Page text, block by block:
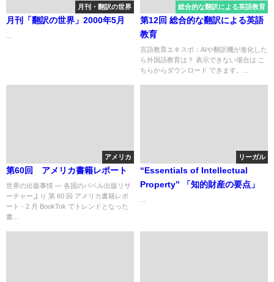
月刊・翻訳の世界
月刊「翻訳の世界」2000年5月
総合的な翻訳による英語教育
第12回 総合的な翻訳による英語
教育
言語教育エキスポ：AIや翻訳機が進化した
ら外国語教育は？ 表示できない場合は こ
ちらからダウンロード できます。...
アメリカ
第60回 アメリカ書籍レポート
世界の出版事情 ― 各国のバベル出版リサ
ーチャーより 第 60 回 アメリカ書籍レポ
ート - 2 月 BookTok でトレンドとなった
書...
リーガル
“Essentials of Intellectual
Property” 「知的財産の要点」